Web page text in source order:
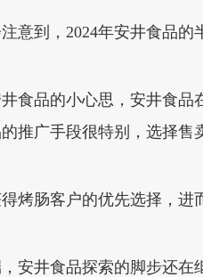
意到，2024年安井食品
食品的小心思，安井食
推广手段很特别，选择
烤肠客户的优先选择，
安井食品探索的脚步还